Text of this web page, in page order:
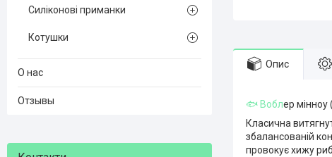
Опис
🐟 Воблер
Класична
збалансованій
провокує хижу
Силіконові приманки
Котушки
О нас
Отзывы